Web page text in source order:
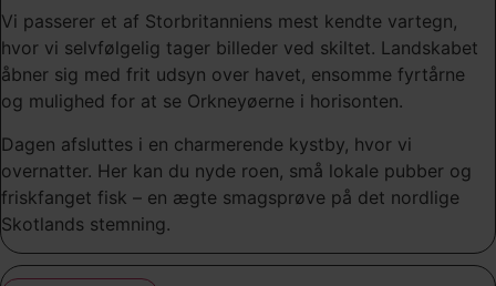
Vi passerer et af Storbritanniens mest kendte vartegn,
hvor vi selvfølgelig tager billeder ved skiltet. Landskabet
åbner sig med frit udsyn over havet, ensomme fyrtårne
og mulighed for at se Orkneyøerne i horisonten.
Dagen afsluttes i en charmerende kystby, hvor vi
overnatter. Her kan du nyde roen, små lokale pubber og
friskfanget fisk – en ægte smagsprøve på det nordlige
Skotlands stemning.